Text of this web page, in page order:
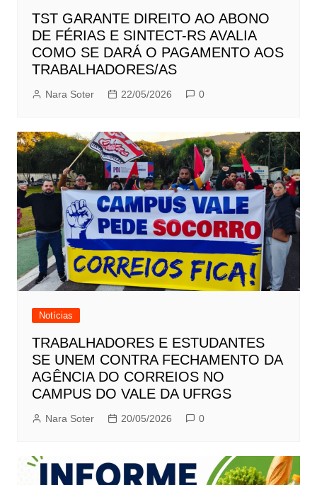
TST GARANTE DIREITO AO ABONO
DE FÉRIAS E SINTECT-RS AVALIA
COMO SE DARÁ O PAGAMENTO AOS
TRABALHADORES/AS
Nara Soter 22/05/2026 0
Notícias
TRABALHADORES E ESTUDANTES
SE UNEM CONTRA FECHAMENTO DA
AGÊNCIA DO CORREIOS NO
CAMPUS DO VALE DA UFRGS
Nara Soter 20/05/2026 0